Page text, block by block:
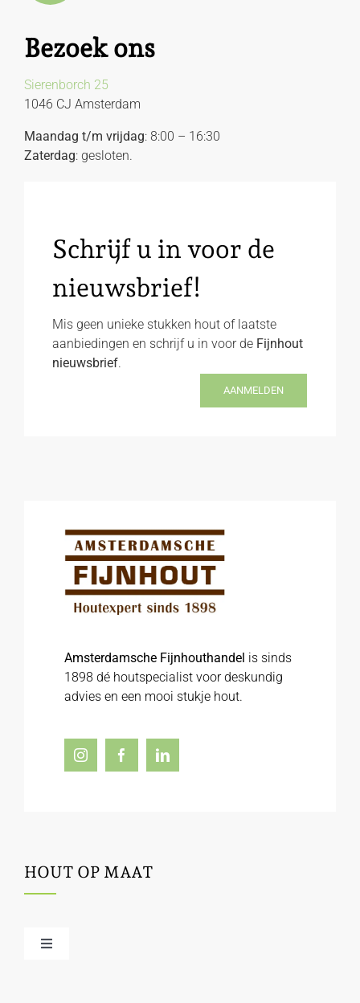
Bezoek ons
Sierenborch 25
1046 CJ Amsterdam
Maandag t/m vrijdag: 8:00 – 16:30
Zaterdag: gesloten.
Schrijf u in voor de
nieuwsbrief!
Mis geen unieke stukken hout of laatste
aanbiedingen en schrijf u in voor de Fijnhout
nieuwsbrief.
AANMELDEN
Amsterdamsche Fijnhouthandel is sinds
1898 dé houtspecialist voor deskundig
advies en een mooi stukje hout.
HOUT OP MAAT
Toggle